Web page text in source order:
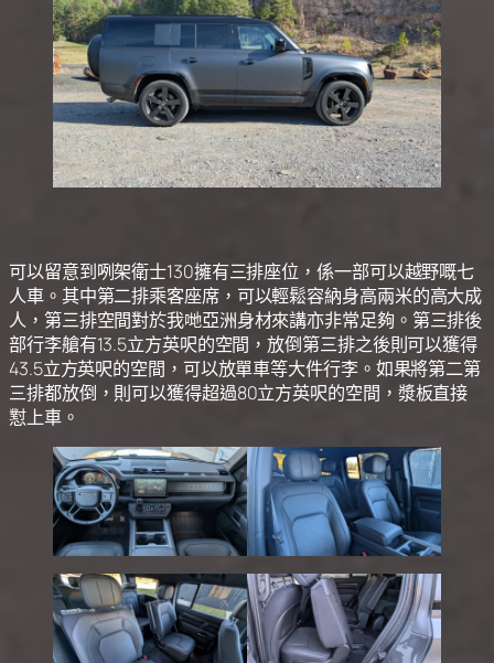
可以留意到咧架衛士130擁有三排座位，係一部可以越野嘅七
人車。其中第二排乘客座席，可以輕鬆容納身高兩米的高大成
人，第三排空間對於我哋亞洲身材來講亦非常足夠。第三排後
部行李艙有13.5立方英呎的空間，放倒第三排之後則可以獲得
43.5立方英呎的空間，可以放單車等大件行李。如果將第二第
三排都放倒，則可以獲得超過80立方英呎的空間，漿板直接
懟上車。